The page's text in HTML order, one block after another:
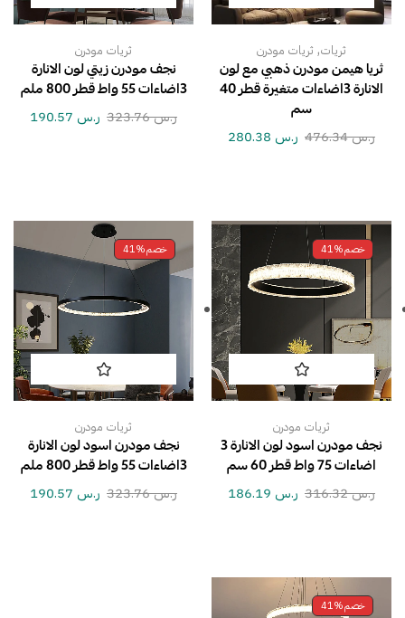
ثريات, ثريات مودرن
ثريا هيمن مودرن ذهبي مع لون
الانارة 3اضاءات متغيرة قطر 40
سم
ر.س476.34 ر.س
ثريات مودرن
نجف مودرن زيتي لون الانارة
3اضاءات 55 واط قطر 800 ملم
ر.س323.76 ر.س
خصم41%
ثريات مودرن
نجف مودرن اسود لون الانارة 3
اضاءات 75 واط قطر 60 سم
ر.س316.32 ر.س
خصم41%
ثريات مودرن
نجف مودرن اسود لون الانارة
3اضاءات 55 واط قطر 800 ملم
ر.س323.76 ر.س
خصم41%